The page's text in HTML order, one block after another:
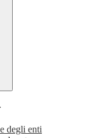
degli enti